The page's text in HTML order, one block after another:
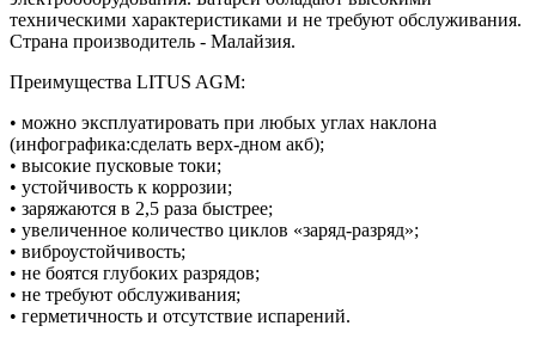
техническими характеристиками и не требуют обслуживания.
Страна производитель - Малайзия.
Преимущества LITUS AGM:
• можно эксплуатировать при любых углах наклона
(инфографика:сделать верх-дном акб);
• высокие пусковые токи;
• устойчивость к коррозии;
• заряжаются в 2,5 раза быстрее;
• увеличенное количество циклов «заряд-разряд»;
• виброустойчивость;
• не боятся глубоких разрядов;
• не требуют обслуживания;
• герметичность и отсутствие испарений.